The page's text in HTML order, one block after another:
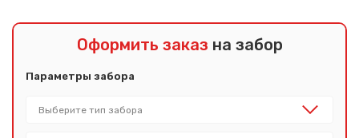
Оформить заказ на забор
Параметры забора